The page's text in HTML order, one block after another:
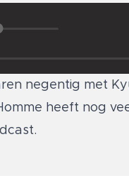
negentig met
heeft nog